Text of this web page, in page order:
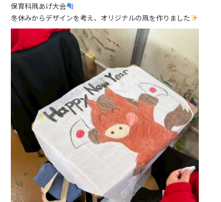
保育科凧あげ大会
冬休みからデザインを考え、オリジナルの凧を作りました